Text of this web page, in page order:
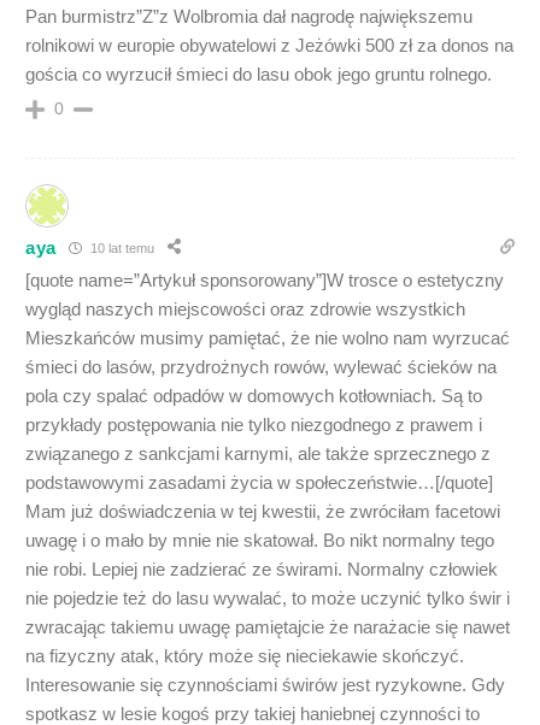
Pan burmistrz”Z”z Wolbromia dał nagrodę największemu
rolnikowi w europie obywatelowi z Jeżówki 500 zł za donos na
gościa co wyrzucił śmieci do lasu obok jego gruntu rolnego.
0
aya 10 lat temu
[quote name=”Artykuł sponsorowany”]W trosce o estetyczny
wygląd naszych miejscowości oraz zdrowie wszystkich
Mieszkańców musimy pamiętać, że nie wolno nam wyrzucać
śmieci do lasów, przydrożnych rowów, wylewać ścieków na
pola czy spalać odpadów w domowych kotłowniach. Są to
przykłady postępowania nie tylko niezgodnego z prawem i
związanego z sankcjami karnymi, ale także sprzecznego z
podstawowymi zasadami życia w społeczeństwie…[/quote]
Mam już doświadczenia w tej kwestii, że zwróciłam facetowi
uwagę i o mało by mnie nie skatował. Bo nikt normalny tego
nie robi. Lepiej nie zadzierać ze świrami. Normalny człowiek
nie pojedzie też do lasu wywalać, to może uczynić tylko świr i
zwracając takiemu uwagę pamiętajcie że narażacie się nawet
na fizyczny atak, który może się nieciekawie skończyć.
Interesowanie się czynnościami świrów jest ryzykowne. Gdy
spotkasz w lesie kogoś przy takiej haniebnej czynności to